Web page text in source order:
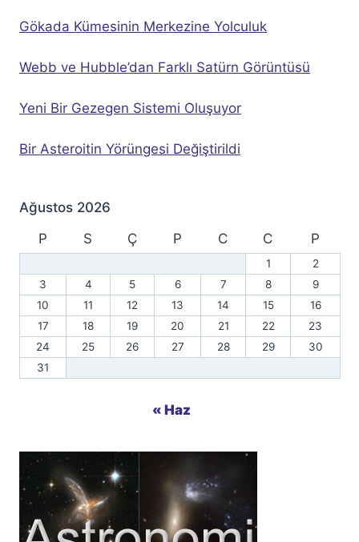
Gökada Kümesinin Merkezine Yolculuk
Webb ve Hubble’dan Farklı Satürn Görüntüsü
Yeni Bir Gezegen Sistemi Oluşuyor
Bir Asteroitin Yörüngesi Değiştirildi
Ağustos 2026
P
S Ç P C C P
1
2
3
4 5 6 7 8
9
10
11 12 13 14 15
16
17
18 19 20 21 22
23
24
25 26 27 28 29
30
31
« Haz